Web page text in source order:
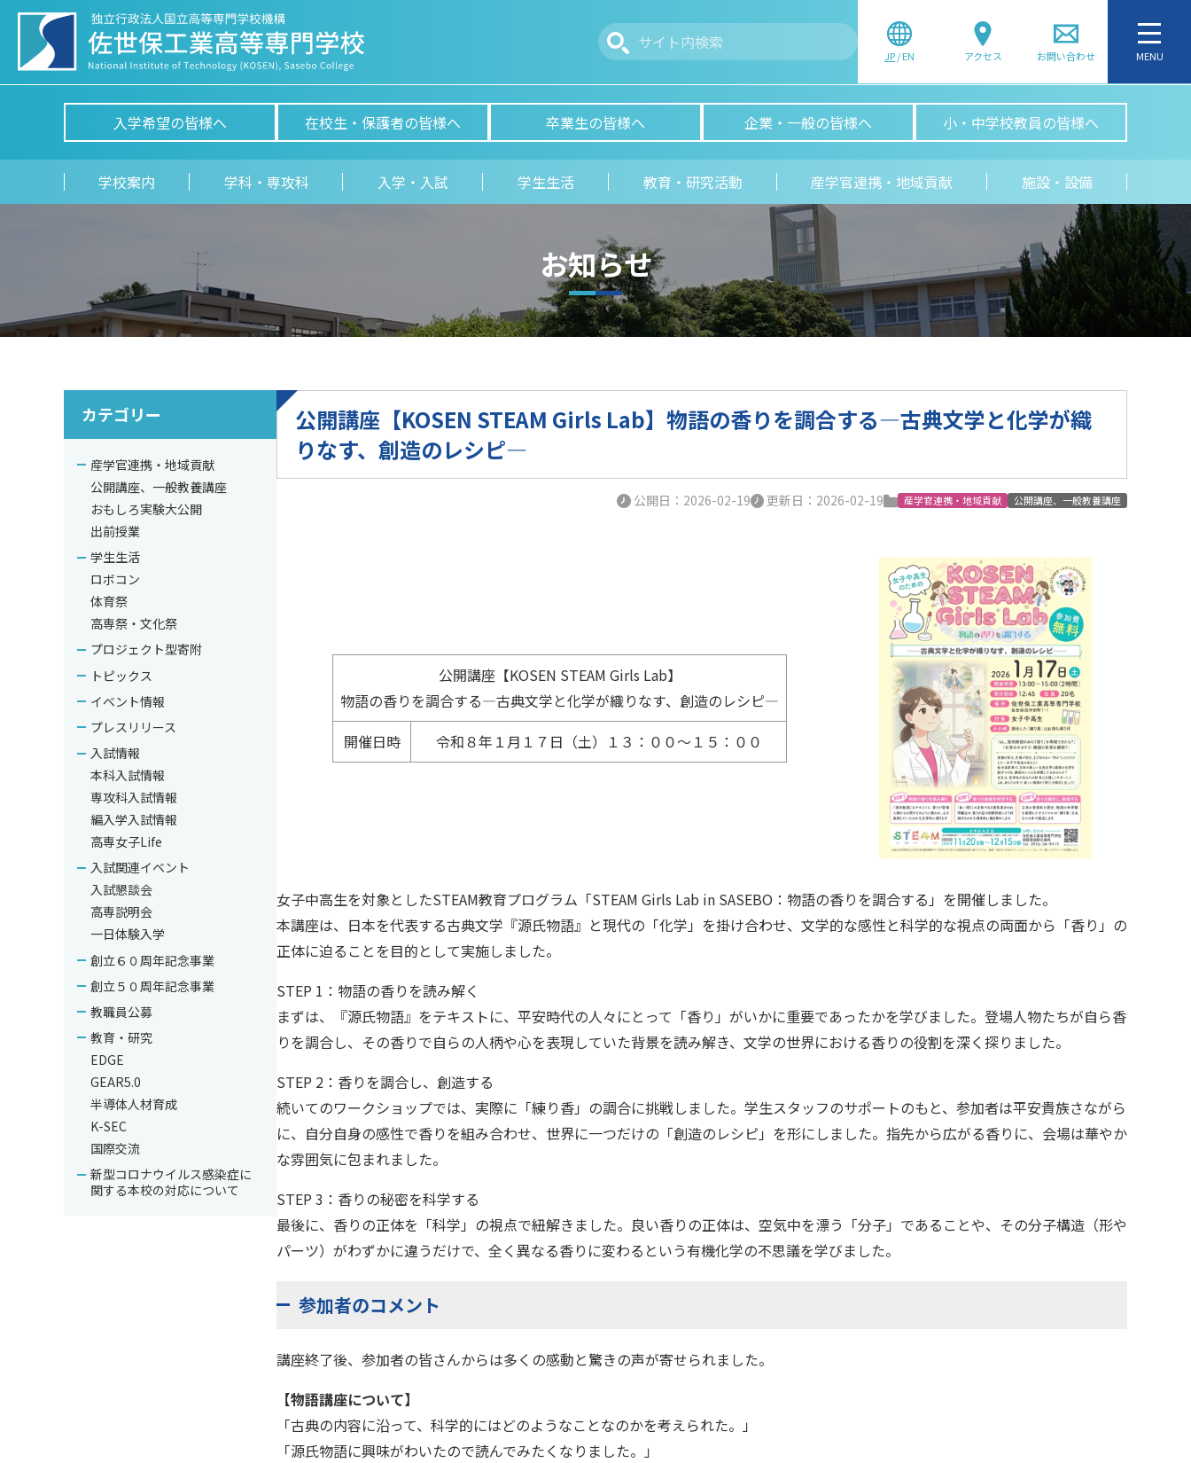
MENU
お問い合わせ
アクセス
JP/EN
入学希望の皆様へ 在校生・保護者の皆様へ 卒業生の皆様へ 企業・一般の皆様へ 小・中学校教員の皆様へ
学校案内 学科・専攻科 入学・入試 学生生活 教育・研究活動 産学官連携・地域貢献 施設・設備
お知らせ
公開講座【KOSEN STEAM Girls Lab】物語の香りを調合する―古典文学と化学が織
りなす、創造のレシピ―
公開日：2026-02-19 更新日：2026-02-19 産学官連携・地域貢献 公開講座、一般教養講座
公開講座【KOSEN STEAM Girls Lab】
物語の香りを調合する―古典文学と化学が織りなす、創造のレシピ―
開催日時
令和８年１月１７日（土）１３：００～１５：００
女子中高生を対象としたSTEAM教育プログラム「STEAM Girls Lab in SASEBO：物語の香りを調合する」を開催しました。
本講座は、日本を代表する古典文学『源氏物語』と現代の「化学」を掛け合わせ、文学的な感性と科学的な視点の両面から「香り」の
正体に迫ることを目的として実施しました。
STEP 1：物語の香りを読み解く
まずは、『源氏物語』をテキストに、平安時代の人々にとって「香り」がいかに重要であったかを学びました。登場人物たちが自ら香
りを調合し、その香りで自らの人柄や心を表現していた背景を読み解き、文学の世界における香りの役割を深く探りました。
STEP 2：香りを調合し、創造する
続いてのワークショップでは、実際に「練り香」の調合に挑戦しました。学生スタッフのサポートのもと、参加者は平安貴族さながら
に、自分自身の感性で香りを組み合わせ、世界に一つだけの「創造のレシピ」を形にしました。指先から広がる香りに、会場は華やか
な雰囲気に包まれました。
STEP 3：香りの秘密を科学する
最後に、香りの正体を「科学」の視点で紐解きました。良い香りの正体は、空気中を漂う「分子」であることや、その分子構造（形や
パーツ）がわずかに違うだけで、全く異なる香りに変わるという有機化学の不思議を学びました。
参加者のコメント
講座終了後、参加者の皆さんからは多くの感動と驚きの声が寄せられました。
【物語講座について】
「古典の内容に沿って、科学的にはどのようなことなのかを考えられた。」
「源氏物語に興味がわいたので読んでみたくなりました。」
カテゴリー
産学官連携・地域貢献
公開講座、一般教養講座
おもしろ実験大公開
出前授業
学生生活
ロボコン
体育祭
高専祭・文化祭
プロジェクト型寄附
トピックス
イベント情報
プレスリリース
入試情報
本科入試情報
専攻科入試情報
編入学入試情報
高専女子Life
入試関連イベント
入試懇談会
高専説明会
一日体験入学
創立６０周年記念事業
創立５０周年記念事業
教職員公募
教育・研究
EDGE
GEAR5.0
半導体人材育成
K-SEC
国際交流
新型コロナウイルス感染症に
関する本校の対応について